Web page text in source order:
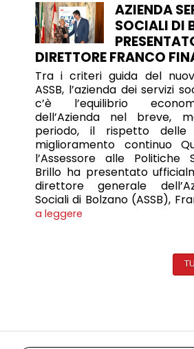
AZIENDA
SOCIALI DI
DIRETTORE FRANCO
Tra i criteri guida del
ASSB, l’azienda dei servizi
c’è l’equilibrio
dell’Azienda nel breve,
periodo, il rispetto
miglioramento continuo
l’Assessore alle Politiche
Brillo ha presentato
direttore generale
Sociali di Bolzano (ASSB),
a leggere